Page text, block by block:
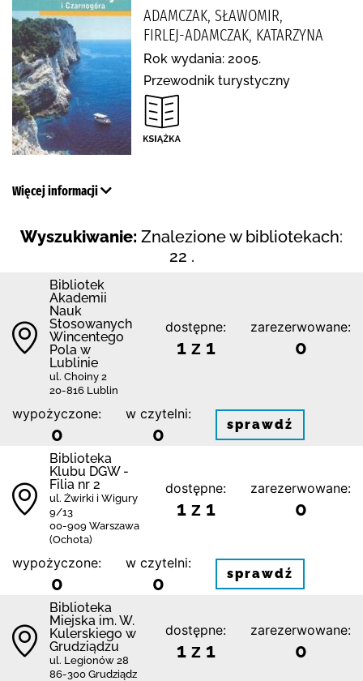
ADAMCZAK, SŁAWOMIR,
FIRLEJ-ADAMCZAK, KATARZYNA
Rok wydania: 2005.
Przewodnik turystyczny
Więcej informacji
Wyszukiwanie: Znalezione w bibliotekach:
22 .
Bibliotek
Akademii
Nauk
Stosowanych
Wincentego
Pola w
Lublinie
ul. Choiny 2
20-816 Lublin
dostępne:
1 z 1
zarezerwowane:
0
wypożyczone:
0
w czytelni:
0 sprawdź
Biblioteka
Klubu DGW -
Filia nr 2
ul. Żwirki i Wigury
9/13
00-909 Warszawa
(Ochota)
dostępne:
1 z 1
zarezerwowane:
0
wypożyczone:
0
w czytelni:
0 sprawdź
Biblioteka
Miejska im. W.
Kulerskiego w
Grudziądzu
ul. Legionów 28
86-300 Grudziądz
dostępne:
1 z 1
zarezerwowane:
0